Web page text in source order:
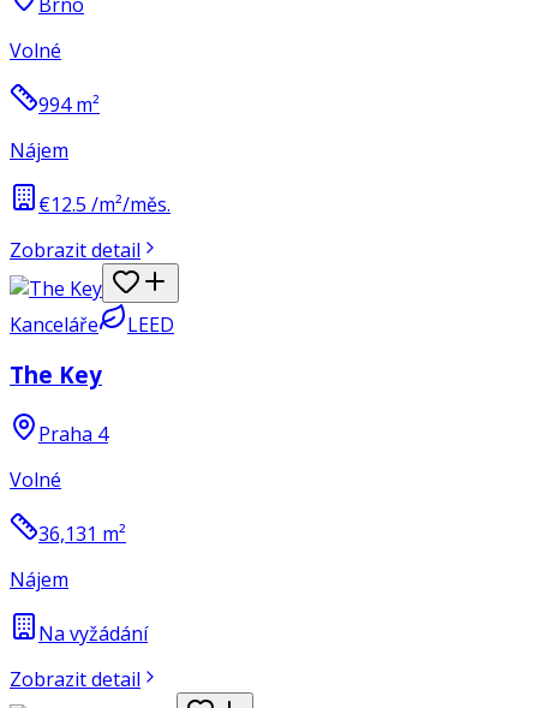
Volné
994m²
Nájem
€12.5 /m²/měs.
Zobrazit detail
Kanceláře LEED
The Key
Praha 4
Volné
36,131 m²
Nájem
Na vyžádání
Zobrazit detail